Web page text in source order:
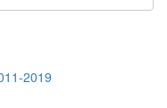
2019